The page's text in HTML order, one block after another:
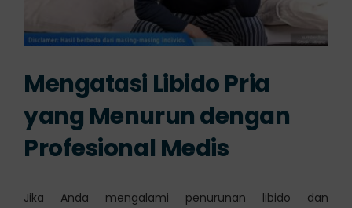
Mengatasi Libido Pria
yang Menurun dengan
Profesional Medis
Jika Anda mengalami penurunan libido dan